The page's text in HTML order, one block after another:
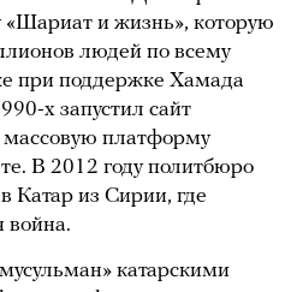
и жизнь», которую
людей по всему
при поддержке Хамада
х запустил сайт
платформу
В 2012 году политбюро
из Сирии, где
война.
катарскими